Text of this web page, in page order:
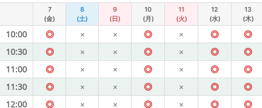
7
(金)
8
(土)
9
(日)
10
(月)
11
(火)
12
(水)
13
(木)
10:00 ◎ × × ◎ × ◎
◎
10:30
◎ × × ◎ × ◎
◎
11:00
◎ × × ◎ × ◎
◎
11:30
◎ × × ◎ × ◎
◎
12:00
◎ × × ◎ × ◎
◎